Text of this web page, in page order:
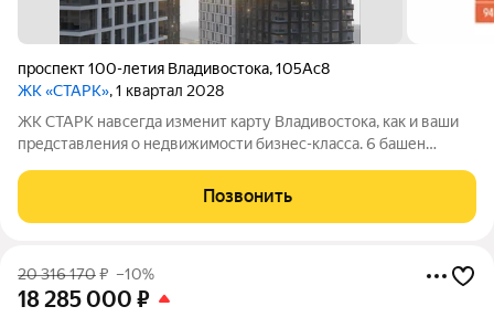
проспект 100-летия Владивостока,105Ас8
ЖК «СТАРК», 1 квартал 2028
ЖК СТАРК навсегда изменит карту Владивостока, как и ваши
представления о недвижимости бизнес-класса. 6 башен
исторически значимом районе Второй речки. Вас ждёт
бескомпромиссный комфорт с индивидуально
Позвонить
20 316 170₽ –10%
18 285 000 ₽